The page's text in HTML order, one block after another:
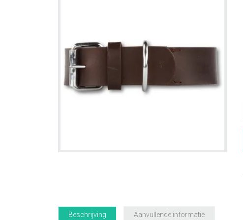
Beschrijving Aanvullende informatie